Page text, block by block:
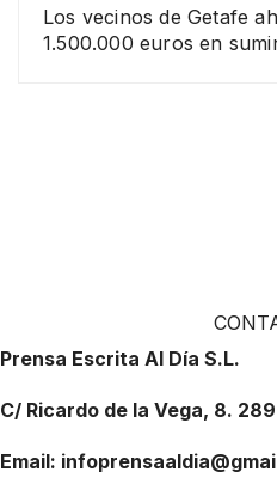
Los vecinos de Getafe
1.500.000 euros en
Prensa Escrita Al Día S.L.
C/ Ricardo de la Vega, 8.
Email: